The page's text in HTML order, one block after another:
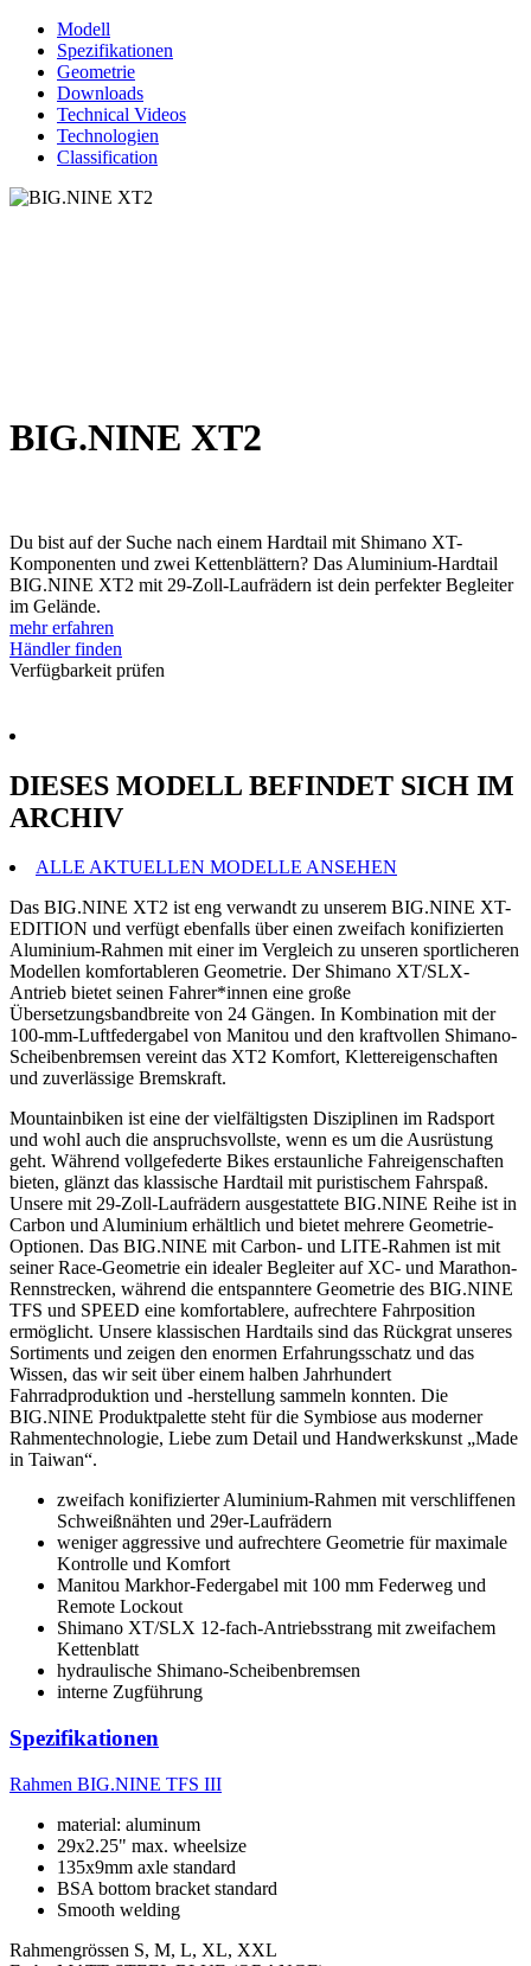
Modell
Spezifikationen
Geometrie
Downloads
Technical Videos
Technologien
Classification
BIG.NINE XT2
Du bist auf der Suche nach einem Hardtail mit Shimano XT-
Komponenten und zwei Kettenblättern? Das Aluminium-Hardtail
BIG.NINE XT2 mit 29-Zoll-Laufrädern ist dein perfekter Begleiter
im Gelände.
mehr erfahren
Händler finden
Verfügbarkeit prüfen
DIESES MODELL BEFINDET SICH IM
ARCHIV
ALLE AKTUELLEN MODELLE ANSEHEN
Das BIG.NINE XT2 ist eng verwandt zu unserem BIG.NINE XT-
EDITION und verfügt ebenfalls über einen zweifach konifizierten
Aluminium-Rahmen mit einer im Vergleich zu unseren sportlicheren
Modellen komfortableren Geometrie. Der Shimano XT/SLX-
Antrieb bietet seinen Fahrer*innen eine große
Übersetzungsbandbreite von 24 Gängen. In Kombination mit der
100-mm-Luftfedergabel von Manitou und den kraftvollen Shimano-
Scheibenbremsen vereint das XT2 Komfort, Klettereigenschaften
und zuverlässige Bremskraft.
Mountainbiken ist eine der vielfältigsten Disziplinen im Radsport
und wohl auch die anspruchsvollste, wenn es um die Ausrüstung
geht. Während vollgefederte Bikes erstaunliche Fahreigenschaften
bieten, glänzt das klassische Hardtail mit puristischem Fahrspaß.
Unsere mit 29-Zoll-Laufrädern ausgestattete BIG.NINE Reihe ist in
Carbon und Aluminium erhältlich und bietet mehrere Geometrie-
Optionen. Das BIG.NINE mit Carbon- und LITE-Rahmen ist mit
seiner Race-Geometrie ein idealer Begleiter auf XC- und Marathon-
Rennstrecken, während die entspanntere Geometrie des BIG.NINE
TFS und SPEED eine komfortablere, aufrechtere Fahrposition
ermöglicht. Unsere klassischen Hardtails sind das Rückgrat unseres
Sortiments und zeigen den enormen Erfahrungsschatz und das
Wissen, das wir seit über einem halben Jahrhundert
Fahrradproduktion und -herstellung sammeln konnten. Die
BIG.NINE Produktpalette steht für die Symbiose aus moderner
Rahmentechnologie, Liebe zum Detail und Handwerkskunst „Made
in Taiwan“.
zweifach konifizierter Aluminium-Rahmen mit verschliffenen
Schweißnähten und 29er-Laufrädern
weniger aggressive und aufrechtere Geometrie für maximale
Kontrolle und Komfort
Manitou Markhor-Federgabel mit 100 mm Federweg und
Remote Lockout
Shimano XT/SLX 12-fach-Antriebsstrang mit zweifachem
Kettenblatt
hydraulische Shimano-Scheibenbremsen
interne Zugführung
Spezifikationen
Rahmen BIG.NINE TFS III
material: aluminum
29x2.25" max. wheelsize
135x9mm axle standard
BSA bottom bracket standard
Smooth welding
Rahmengrössen S, M, L, XL, XXL